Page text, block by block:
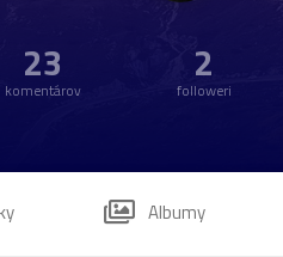
23
komentárov
2
followeri
Albumy